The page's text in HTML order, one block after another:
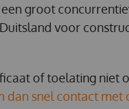
groot
voor
of toelating niet
dan snel contact met